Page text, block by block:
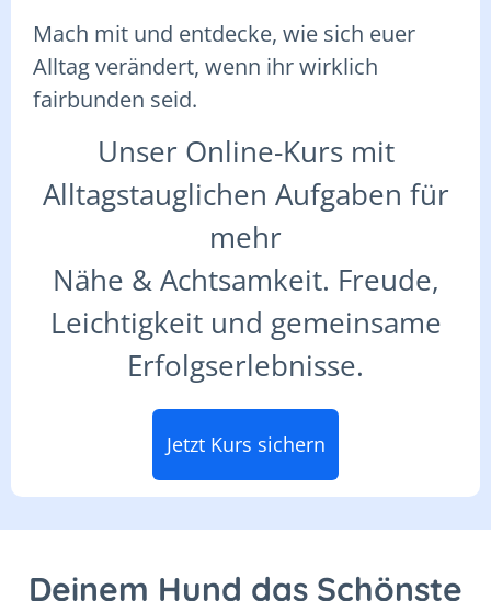
Mach mit und entdecke, wie sich euer
Alltag verändert, wenn ihr wirklich
fairbunden seid.
Unser Online-Kurs mit
Alltagstauglichen Aufgaben für
mehr
Nähe & Achtsamkeit. Freude,
Leichtigkeit und gemeinsame
Erfolgserlebnisse.
Jetzt Kurs sichern
Deinem Hund das Schönste